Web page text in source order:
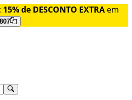
: 15% de DESCONTO EXTRA em